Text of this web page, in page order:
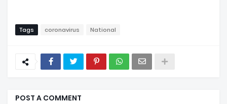
Tags coronavirus National
POST A COMMENT